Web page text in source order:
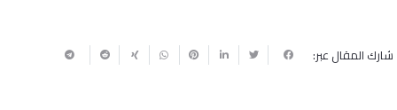
شارك المقال عبر: